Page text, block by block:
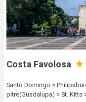
Costa Favolosa
Santo Domingo >
pitre(Guadalupa) > St. Kitts